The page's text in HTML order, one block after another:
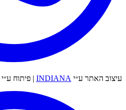
עיצוב האתר ע״י INDIANA
| פיתוח ע״י